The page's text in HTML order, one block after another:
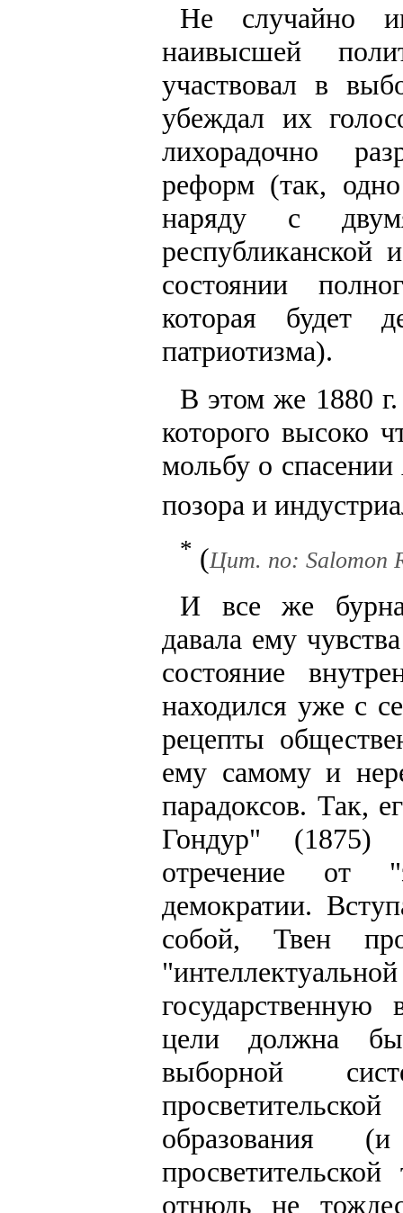
Не случайно
наивысшей
участвовал в
убеждал их
лихорадочно
реформ (так,
наряду с
республиканской
состоянии
которая будет
патриотизма).
В этом же 1880 г.
которого высоко
мольбу о
позора и
* (Цит. по: Salomon
И все же
давала ему
состояние
находился уже с
рецепты
ему самому и
парадоксов. Так,
Гондур" (1875)
отречение от
демократии.
собой, Твен
государственную
цели должна
выборной
образования
отнюдь не